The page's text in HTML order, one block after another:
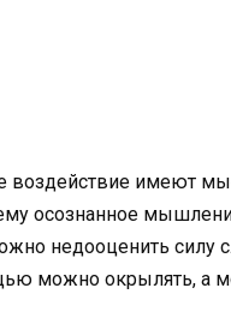
воздействие имеют
осознанное
недооценить силу
можно окрылять, а